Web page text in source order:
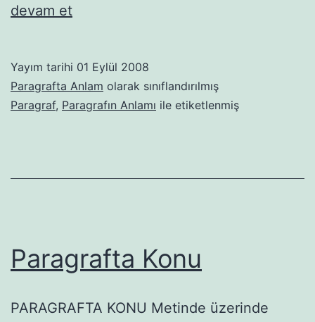
devam etParagrafta
(Anafikir)
Yayım tarihi 01 Eylül 2008
Paragrafta Anlam olarak sınıflandırılmış
Paragraf, Paragrafın Anlamı ile etiketlenmiş
Paragrafta Konu
PARAGRAFTA KONU Metinde üzerinde